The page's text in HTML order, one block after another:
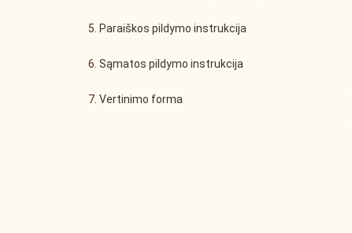
5. Paraiškos pildymo instrukcija
6. Sąmatos pildymo instrukcija
7. Vertinimo forma